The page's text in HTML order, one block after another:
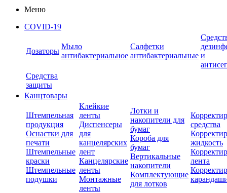
Меню
COVID-19
Дозаторы
Мыло
антибактериальное
Салфетки
антибактериальные и
Средства
защиты
Канцтовары
Штемпельная
продукция
Оснастки для
печати
Штемпельные
краски
Штемпельные
подушки
Клейкие
ленты
Диспенсеры
для
канцелярских
лент
Канцелярские
ленты
Монтажные
ленты
Лотки и
накопители для
бумаг
Короба для
бумаг
Вертикальные
накопители
Комплектующие
для лотков
средства
жидкость
лента